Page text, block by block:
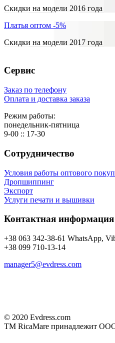
Скидки на модели 2016 года
Платья оптом -5%
Скидки на модели 2017 года
Сервис
Заказ по телефону
Оплата и доставка заказа
Режим работы:
понедельник-пятница
9-00 :: 17-30
Сотрудничество
Условия работы оптового
Дропшиппинг
Экспорт
Услуги печати и вышивки
Контактная информация
+38 063 342-38-61 WhatsApp,
+38 099 710-13-14
manager5@evdress.com
© 2020 Evdress.com
ТМ RicaMare принадлежит